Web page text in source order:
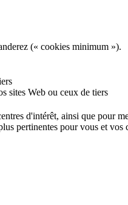
(« cookies minimum »).
sites Web ou ceux de tiers
d'intérêt, ainsi que pour
pertinentes pour vous et